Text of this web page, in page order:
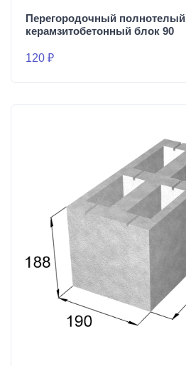
Перегородочный полнотелый
керамзитобетонный блок 90
120 ₽